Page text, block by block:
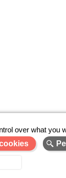
over what you